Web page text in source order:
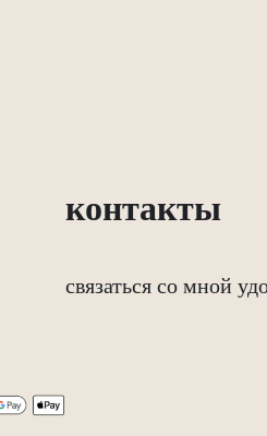
контакты
связаться со мной